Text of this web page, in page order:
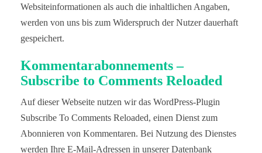
Websiteinformationen als auch die inhaltlichen Angaben,
werden von uns bis zum Widerspruch der Nutzer dauerhaft
gespeichert.
Kommentarabonnements –
Subscribe to Comments Reloaded
Auf dieser Webseite nutzen wir das WordPress-Plugin
Subscribe To Comments Reloaded, einen Dienst zum
Abonnieren von Kommentaren. Bei Nutzung des Dienstes
werden Ihre E-Mail-Adressen in unserer Datenbank